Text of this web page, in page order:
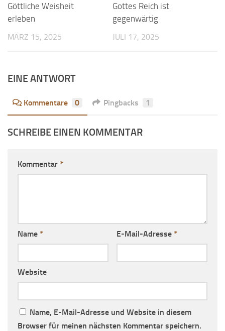
Göttliche Weisheit
erleben
MÄRZ 15, 2025
Gottes Reich ist
gegenwärtig
JULI 17, 2025
EINE ANTWORT
Kommentare 0 Pingbacks 1
SCHREIBE EINEN KOMMENTAR
Kommentar *
Name * E-Mail-Adresse *
Website
Name, E-Mail-Adresse und Website in diesem
Browser für meinen nächsten Kommentar speichern.